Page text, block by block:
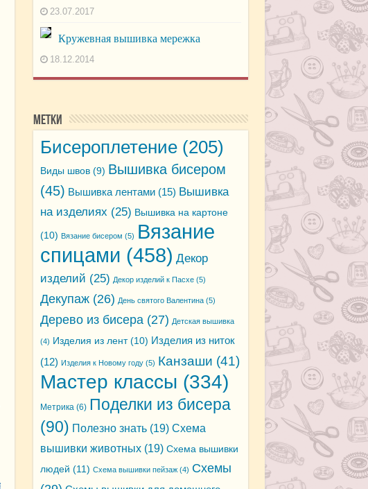
23.07.2017
Кружевная вышивка мережка
18.12.2014
Метки
Бисероплетение(205)
Виды швов(9) Вышивка бисером
(45) Вышивка лентами(15) Вышивка
на изделиях (25) Вышивка на картоне
(10) Вязание бисером (5) Вязание
спицами (458) Декор
изделий (25) Декор изделий к Пасхе(5)
Декупаж(26) День святого Валентина(5)
Дерево из бисера(27) Детская вышивка
(4) Изделия из лент(10) Изделия из ниток
(12) Изделия к Новому году(5) Канзаши (41)
Мастер классы (334)
Метрика(6) Поделки из бисера
(90) Полезно знать(19) Схема
вышивки животных(19) Схема вышивки
людей (11) Схема вышивки пейзаж(4) Схемы